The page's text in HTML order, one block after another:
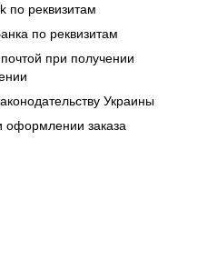
по реквизитам
по реквизитам
при получении
Украины
заказа